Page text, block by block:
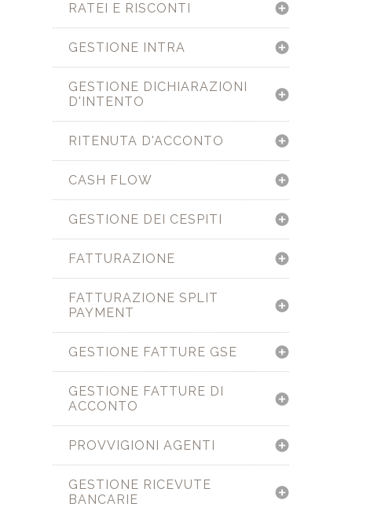
RATEI E RISCONTI
GESTIONE INTRA
GESTIONE DICHIARAZIONI
D'INTENTO
RITENUTA D'ACCONTO
CASH FLOW
GESTIONE DEI CESPITI
FATTURAZIONE
FATTURAZIONE SPLIT
PAYMENT
GESTIONE FATTURE GSE
GESTIONE FATTURE DI
ACCONTO
PROVVIGIONI AGENTI
GESTIONE RICEVUTE
BANCARIE